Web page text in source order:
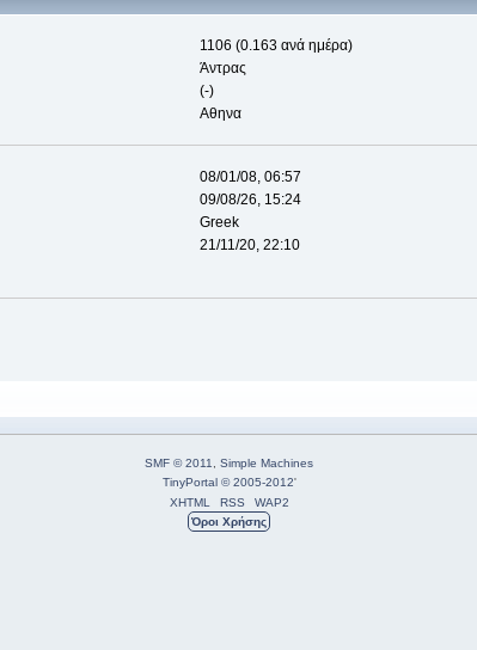
1106 (0.163 ανά ημέρα)
Άντρας
(-)
Αθηνα
08/01/08, 06:57
09/08/26, 15:24
Greek
21/11/20, 22:10
SMF © 2011
Simple Machines
TinyPortal © 2005-2012'
XHTML
RSS
WAP2
Όροι Χρήσης